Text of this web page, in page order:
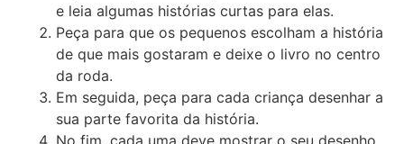
e leia algumas histórias curtas para elas.
Peça para que os pequenos escolham a história
de que mais gostaram e deixe o livro no centro
da roda.
Em seguida, peça para cada criança desenhar a
sua parte favorita da história.